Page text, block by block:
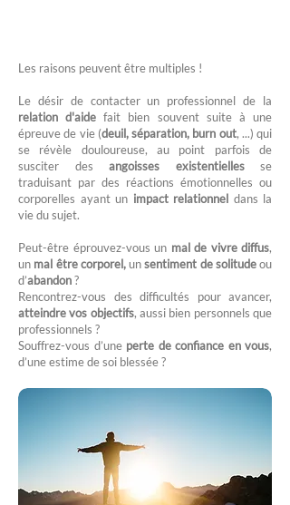
Les raisons peuvent être multiples !
Le désir de contacter un professionnel de la
relation d'aide fait bien souvent suite à une
épreuve de vie (deuil, séparation, burn out, ...) qui
se révèle douloureuse, au point parfois de
susciter des angoisses existentiellesse
traduisant par des réactions émotionnelles ou
corporelles ayant un impact relationnel dans la
vie du sujet.
Peut-être éprouvez-vous un mal de vivre diffus,
un mal être corporel,unsentiment de solitudeou
d’abandon?
Rencontrez-vous des difficultés pour avancer,
atteindre vos objectifs, aussi bien personnels que
professionnels ?
Souffrez-vous d’une perte de confiance en vous,
d’une estime de soi blessée ?​​